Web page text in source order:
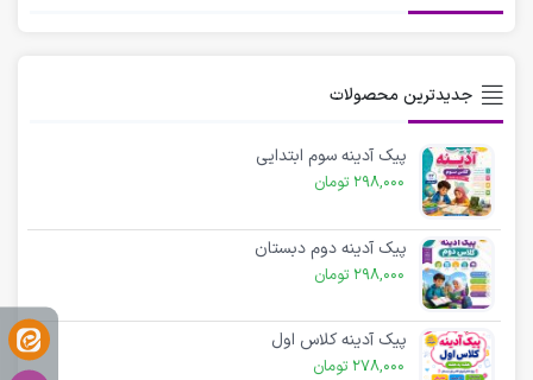
جدیدترین محصولات
پیک آدینه سوم ابتدایی
298,000 تومان
پیک آدینه دوم دبستان
298,000 تومان
پیک آدینه کلاس اول
278,000 تومان